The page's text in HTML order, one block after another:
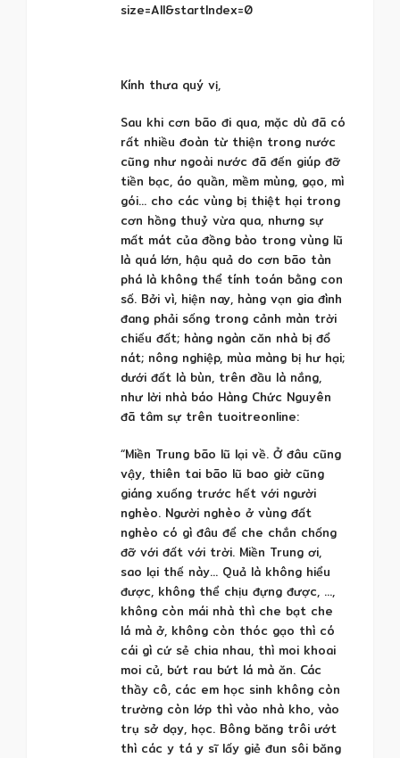
size=All&startIndex=0
Kính thưa quý vị,
Sau khi cơn bão đi qua, mặc dù đã có
rất nhiều đoàn từ thiện trong nước
cũng như ngoài nước đã đến giúp đỡ
tiền bạc, áo quần, mềm mùng, gạo, mì
gói… cho các vùng bị thiệt hại trong
cơn hồng thuỷ vừa qua, nhưng sự
mất mát của đồng bào trong vùng lũ
là quá lớn, hậu quả do cơn bão tàn
phá là không thể tính toán bằng con
số. Bởi vì, hiện nay, hàng vạn gia đình
đang phải sống trong cảnh màn trời
chiếu đất; hàng ngàn căn nhà bị đổ
nát; nông nghiệp, mùa màng bị hư hại;
dưới đất là bùn, trên đầu là nắng,
như lời nhà báo Hàng Chức Nguyên
đã tâm sự trên tuoitreonline:
“Miền Trung bão lũ lại về. Ở đâu cũng
vậy, thiên tai bão lũ bao giờ cũng
giáng xuống trước hết với người
nghèo. Người nghèo ở vùng đất
nghèo có gì đâu để che chắn chống
đỡ với đất với trời. Miền Trung ơi,
sao lại thế này… Quả là không hiểu
được, không thể chịu đựng được, …,
không còn mái nhà thì che bạt che
lá mà ở, không còn thóc gạo thì có
cái gì cứ sẻ chia nhau, thì moi khoai
moi củ, bứt rau bứt lá mà ăn. Các
thầy cô, các em học sinh không còn
trường còn lớp thì vào nhà kho, vào
trụ sở dạy, học. Bông băng trôi ướt
thì các y tá y sĩ lấy giẻ đun sôi băng